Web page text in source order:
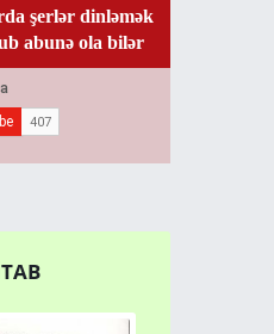
şerlər dinləmək
abunə ola bilər